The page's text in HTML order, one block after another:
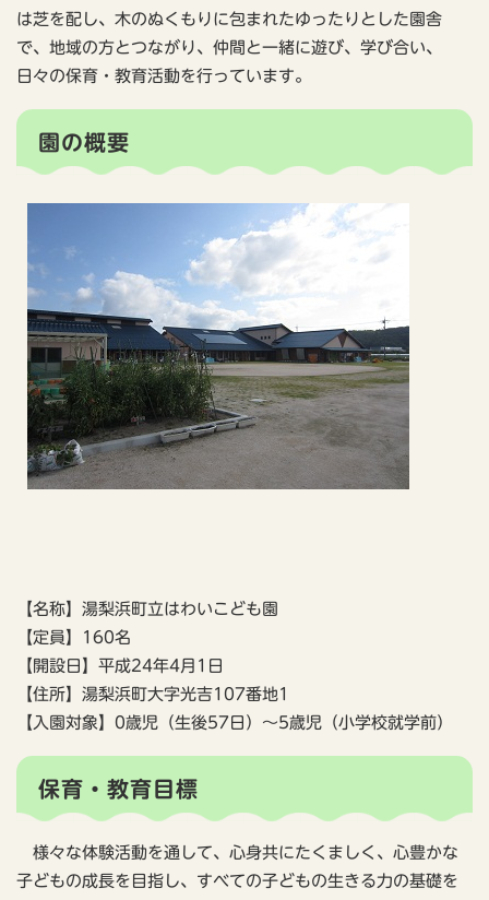
は芝を配し、木のぬくもりに包まれたゆったりとした園舎
で、地域の方とつながり、仲間と一緒に遊び、学び合い、
日々の保育・教育活動を行っています。
園の概要
【名称】湯梨浜町立はわいこども園
【定員】160名
【開設日】平成24年4月1日
【住所】湯梨浜町大字光吉107番地1
【入園対象】0歳児（生後57日）～5歳児（小学校就学前）
保育・教育目標
様々な体験活動を通して、心身共にたくましく、心豊かな
子どもの成長を目指し、すべての子どもの生きる力の基礎を